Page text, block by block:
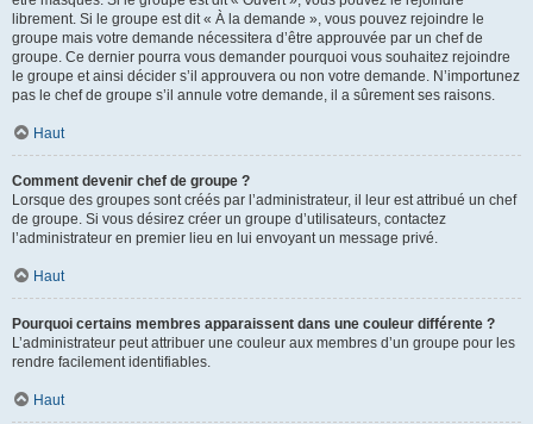
librement. Si le groupe est dit « À la demande », vous pouvez rejoindre le
groupe mais votre demande nécessitera d’être approuvée par un chef de
groupe. Ce dernier pourra vous demander pourquoi vous souhaitez rejoindre
le groupe et ainsi décider s’il approuvera ou non votre demande. N’importunez
pas le chef de groupe s’il annule votre demande, il a sûrement ses raisons.
Haut
Comment devenir chef de groupe ?
Lorsque des groupes sont créés par l’administrateur, il leur est attribué un chef
de groupe. Si vous désirez créer un groupe d’utilisateurs, contactez
l’administrateur en premier lieu en lui envoyant un message privé.
Haut
Pourquoi certains membres apparaissent dans une couleur différente ?
L’administrateur peut attribuer une couleur aux membres d’un groupe pour les
rendre facilement identifiables.
Haut